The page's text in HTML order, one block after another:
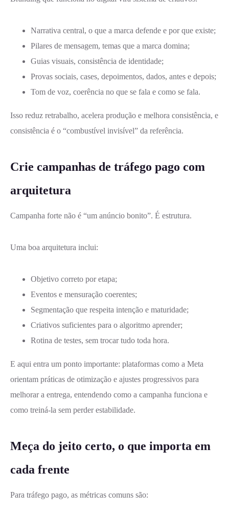
Narrativa central, o que a marca defende e por que existe;
Pilares de mensagem, temas que a marca domina;
Guias visuais, consistência de identidade;
Provas sociais, cases, depoimentos, dados, antes e depois;
Tom de voz, coerência no que se fala e como se fala.
Isso reduz retrabalho, acelera produção e melhora consistência, e
consistência é o “combustível invisível” da referência.
Crie campanhas de tráfego pago com
arquitetura
Campanha forte não é “um anúncio bonito”. É estrutura.
Uma boa arquitetura inclui:
Objetivo correto por etapa;
Eventos e mensuração coerentes;
Segmentação que respeita intenção e maturidade;
Criativos suficientes para o algoritmo aprender;
Rotina de testes, sem trocar tudo toda hora.
E aqui entra um ponto importante: plataformas como a Meta
orientam práticas de otimização e ajustes progressivos para
melhorar a entrega, entendendo como a campanha funciona e
como treiná-la sem perder estabilidade.
Meça do jeito certo, o que importa em
cada frente
Para tráfego pago, as métricas comuns são: